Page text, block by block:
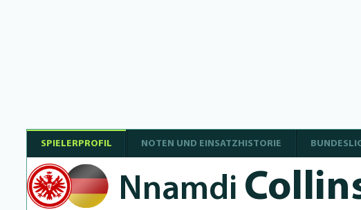
SPIELERPROFIL NOTEN UND EINSATZHISTORIE
Nnamdi